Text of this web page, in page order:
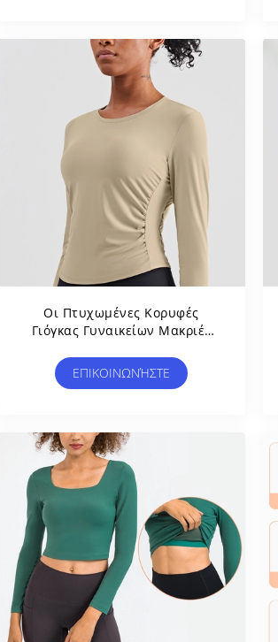
Οι Πτυχωμένες Κορυφές
Γιόγκας Γυναικείων Μακριές
Τέσσερις Μπλούζες Γιόγκας
Τεντωμάτων Τρόπων
ΕΠΙΚΟΙΝΩΝΉΣΤΕ